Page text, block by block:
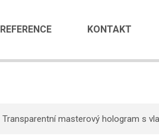
REFERENCE KONTAKT
Transparentní masterový hologram s